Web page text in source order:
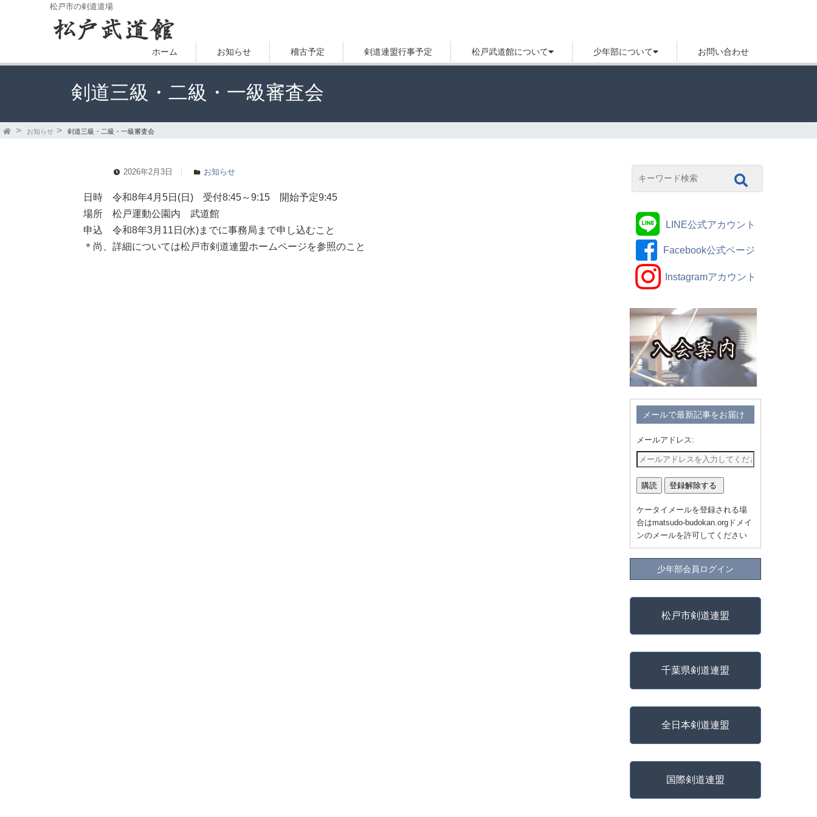
松戸市の剣道道場
ホーム お知らせ 稽古予定 剣道連盟行事予定 松戸武道館について 少年部について お問い合わせ
剣道三級・二級・一級審査会
お知らせ 剣道三級・二級・一級審査会
2026年2月3日 お知らせ
日時 令和8年4月5日(日) 受付8:45～9:15 開始予定9:45
場所 松戸運動公園内 武道館
申込 令和8年3月11日(水)までに事務局まで申し込むこと
＊尚、詳細については松戸市剣道連盟ホームページを参照のこと
LINE公式アカウント
Facebook公式ページ
Instagramアカウント
メールで最新記事をお届け
メールアドレス:
ケータイメールを登録される場
合はmatsudo-budokan.orgドメイ
ンのメールを許可してください
少年部会員ログイン
松戸市剣道連盟
千葉県剣道連盟
全日本剣道連盟
国際剣道連盟